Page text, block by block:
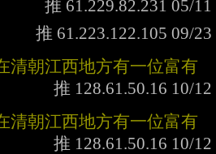
清朝江西地方有一位富有
清朝江西地方有一位富有